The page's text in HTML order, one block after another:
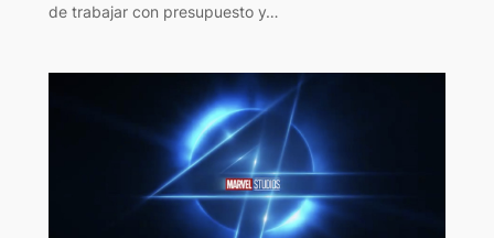
de trabajar con presupuesto y…